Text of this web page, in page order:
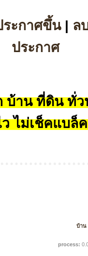
ระกาศขึ้น| ล
ประกาศ
บ้าน ที่ดิน ทั่ว
ว ไม่เช็คแบล็
บ้าน
process: